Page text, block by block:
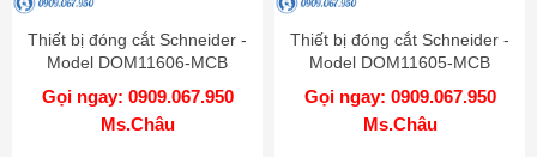
Thiết bị đóng cắt Schneider -
Model DOM11606-MCB
Gọi ngay: 0909.067.950
Ms.Châu
Thiết bị đóng cắt Schneider -
Model DOM11605-MCB
Gọi ngay: 0909.067.950
Ms.Châu